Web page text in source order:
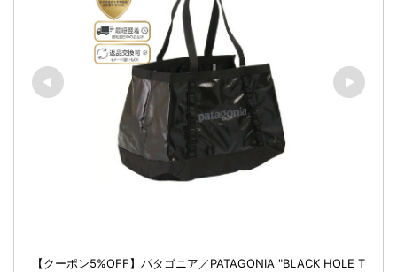
【クーポン5%OFF】パタゴニア／PATAGONIA "BLACK HOLE T